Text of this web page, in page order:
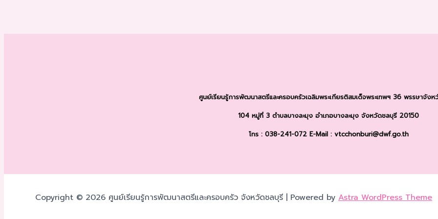
ศูนย์เรียนรู้การพัฒนาสตรีและครอบครัวเฉลิมพระเกียรติสมเด็จพระเทพฯ 36 พรรษาจังห
104 หมู่ที่ 3 ตำบลบางละมุง อำเภอบางละมุง จังหวัดชลบุรี 20150
โทร : 038-241-072 E-Mail : vtcchonburi@dwf.go.th
Copyright © 2026 ศูนย์เรียนรู้การพัฒนาสตรีและครอบครัว จังหวัดชลบุรี | Powered by Astra WordPress Theme